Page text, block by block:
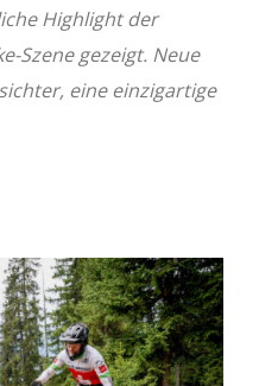
Highlight der
Szene gezeigt. Neue
eine einzigartige